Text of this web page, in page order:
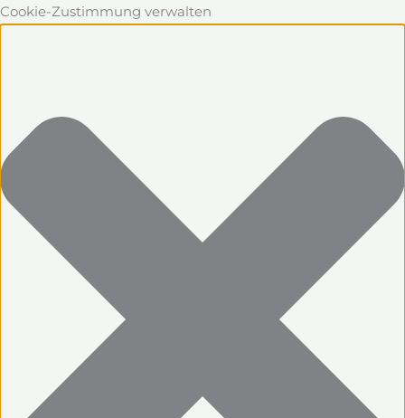
Cookie-Zustimmung verwalten